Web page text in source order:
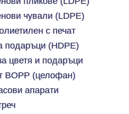
чували (LDPE)
с печат
подаръци (HDPE)
цветя и подаръци
BOPP (целофан)
апарати